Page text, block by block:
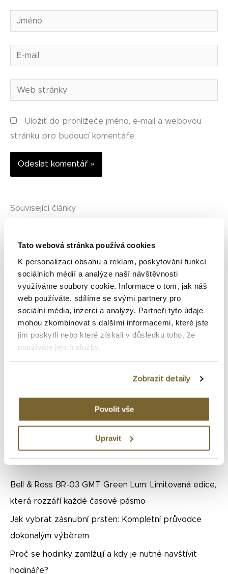
Tato webová stránka používá cookies
K personalizaci obsahu a reklam, poskytování funkcí
sociálních médií a analýze naší návštěvnosti
využíváme soubory cookie. Informace o tom, jak náš
web používáte, sdílíme se svými partnery pro
sociální média, inzerci a analýzy. Partneři tyto údaje
mohou zkombinovat s dalšími informacemi, které jste
jim poskytli nebo které získali v důsledku toho, že
používáte jejich služby.
Zobrazit detaily
Povolit vše
Upravit
Jméno
E-
mail
Web
stránky
Uložit do prohlížeče jméno, e-mail a webovou
stránku pro budoucí komentáře.
Související články
pro léty prověřenou ikonu
Hamilton Ventura - První elektrické hodinky na
světe
Hamilton PSR 74: Návrat digitální legendy se
špetkou moderních inovací
Hamilton a Interstellar - Khaki Field Murph
Nejnovější příspěvky
Bell & Ross BR-03 GMT Green Lum: Limitovaná edice,
která rozzáří každé časové pásmo
Jak vybrat zásnubní prsten: Kompletní průvodce
dokonalým výběrem
Proč se hodinky zamlžují a kdy je nutné navštívit
hodináře?